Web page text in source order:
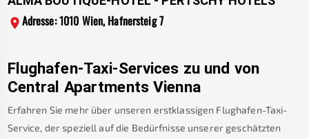
Adresse: 1010 Wien, Hafnersteig 7
Flughafen-Taxi-Services zu und von
Central Apartments Vienna
Erfahren Sie mehr über unseren erstklassigen Flughafen-Taxi-
Service, der speziell auf die Bedürfnisse unserer geschätzten